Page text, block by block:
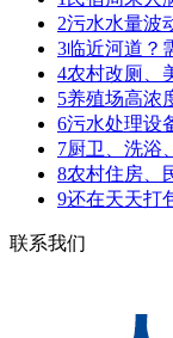
2污水水量波
3临近河道？
4农村改厕、
5养殖场高浓
6污水处理设
7厨卫、洗浴
8农村住房、
9还在天天打
联系我们